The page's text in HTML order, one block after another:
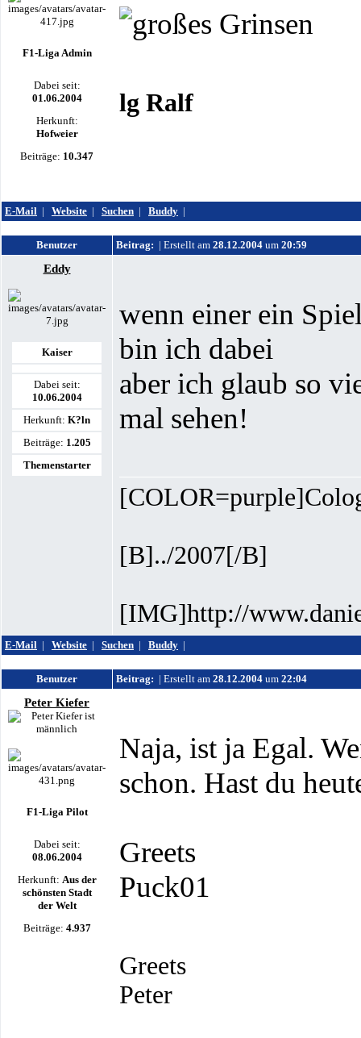
F1-Liga Admin
Dabei seit:
01.06.2004
Herkunft:
Hofweier
Beiträge: 10.347
lg Ralf
E-Mail | Website | Suchen | Buddy |
Benutzer Beitrag: | Erstellt am 28.12.2004 um 20:59
Eddy
Kaiser
Dabei seit:
10.06.2004
Herkunft: K?ln
Beiträge: 1.205
Themenstarter
wenn einer ein
bin ich dabei
aber ich glaub so
mal sehen!
[B]../2007[/B]
[IMG]http://
E-Mail | Website | Suchen | Buddy |
Benutzer Beitrag: | Erstellt am 28.12.2004 um 22:04
Peter Kiefer
F1-Liga Pilot
Dabei seit:
08.06.2004
Herkunft: Aus der
schönsten Stadt
der Welt
Beiträge: 4.937
Naja, ist ja Egal.
schon. Hast du
Greets
Puck01
Greets
Peter